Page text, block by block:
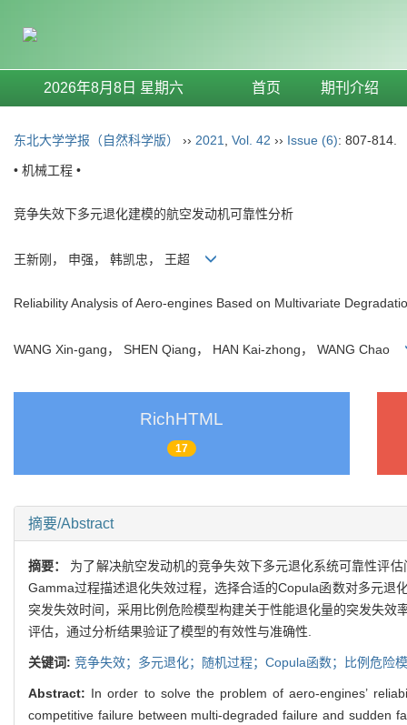
2026年8月8日 星期六 首页 期刊介绍
东北大学学报（自然科学版） ›› 2021 Vol. 42 ›› Issue (6): 807-814.
• 机械工程 •
竞争失效下多元退化建模的航空发动机可靠性分析
王新刚， 申强， 韩凯忠， 王超
Reliability Analysis of Aero-engines Based on Multivariate
WANG Xin-gang， SHEN Qiang， HAN Kai-zhong， WANG Chao
RichHTML
17
摘要/Abstract
摘要： 为了解决航空发动机的竞争失效下多元退化系统可靠性评
Gamma过程描述退化失效过程，选择合适的Copula函数对多元退
突发失效时间，采用比例危险模型构建关于性能退化量的突发失
评估，通过分析结果验证了模型的有效性与准确性.
关键词: 竞争失效；多元退化；随机过程；Copula函数；比例危险
Abstract: In order to solve the problem of aero-engines’
competitive failure between multi-degraded failure and sudden